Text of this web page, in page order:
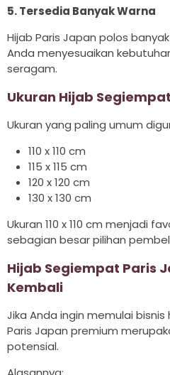
5. Tersedia Banyak Warna
Hijab Paris Japan polos
Anda menyesuaikan
seragam.
Ukuran Hijab
Ukuran yang paling umum
110 x 110 cm
115 x 115 cm
120 x 120 cm
130 x 130 cm
Ukuran 110 x 110 cm menjadi
sebagian besar pilihan
Hijab Segiempat Paris
Kembali
Jika Anda ingin memulai
Paris Japan premium
potensial.